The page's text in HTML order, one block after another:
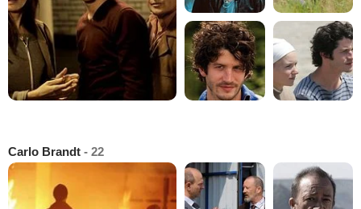
Carlo Brandt - 22